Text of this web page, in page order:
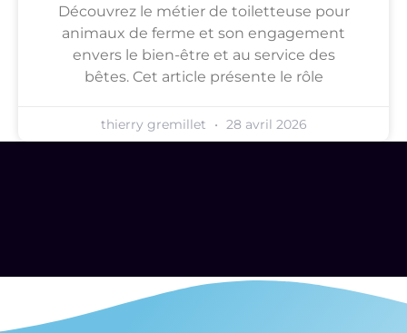
Découvrez le métier de toiletteuse pour
animaux de ferme et son engagement
envers le bien-être et au service des
bêtes. Cet article présente le rôle
thierry gremillet 28 avril 2026